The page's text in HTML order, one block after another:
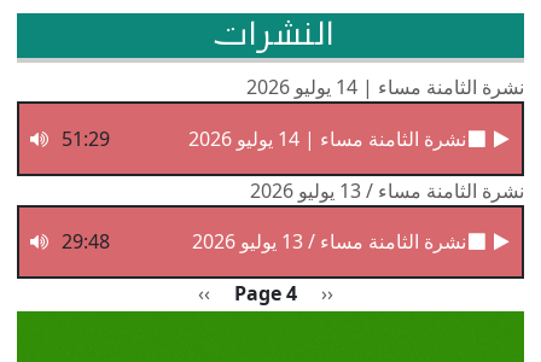
النشرات
نشرة الثامنة مساء | 14 يوليو 2026
نشرة الثامنة مساء | 14 يوليو 2026
51:29
نشرة الثامنة مساء / 13 يوليو 2026
نشرة الثامنة مساء / 13 يوليو 2026
29:48
Previous page
‹‹
Page 4 الصفحة التالية
››